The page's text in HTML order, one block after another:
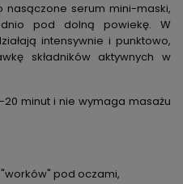
nasączone serum mini-maski,
pod dolną powiekę. W
intensywnie i punktowo,
składników aktywnych w
minut i nie wymaga masażu
pod oczami,